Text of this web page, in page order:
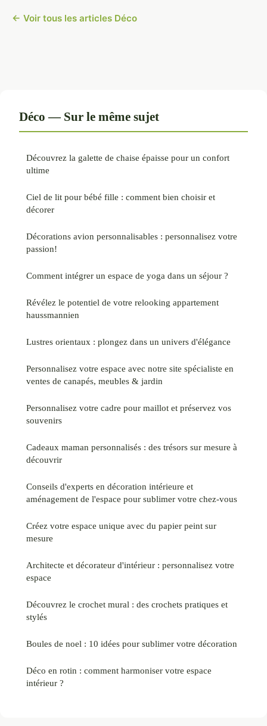
← Voir tous les articles Déco
Déco — Sur le même sujet
Découvrez la galette de chaise épaisse pour un confort
ultime
Ciel de lit pour bébé fille : comment bien choisir et
décorer
Décorations avion personnalisables : personnalisez votre
passion!
Comment intégrer un espace de yoga dans un séjour ?
Révélez le potentiel de votre relooking appartement
haussmannien
Lustres orientaux : plongez dans un univers d'élégance
Personnalisez votre espace avec notre site spécialiste en
ventes de canapés, meubles & jardin
Personnalisez votre cadre pour maillot et préservez vos
souvenirs
Cadeaux maman personnalisés : des trésors sur mesure à
découvrir
Conseils d'experts en décoration intérieure et
aménagement de l'espace pour sublimer votre chez-vous
Créez votre espace unique avec du papier peint sur
mesure
Architecte et décorateur d'intérieur : personnalisez votre
espace
Découvrez le crochet mural : des crochets pratiques et
stylés
Boules de noel : 10 idées pour sublimer votre décoration
Déco en rotin : comment harmoniser votre espace
intérieur ?